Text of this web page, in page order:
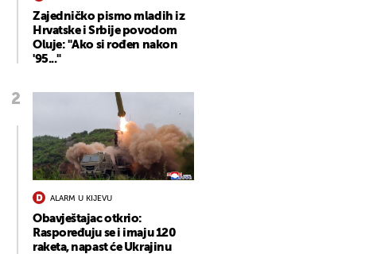
Zajedničko pismo mladih iz
Hrvatske i Srbije povodom
Oluje: "Ako si rođen nakon
'95..."
ALARM U KIJEVU
Obavještajac otkrio:
Raspoređuju se i imaju 120
raketa, napast će Ukrajinu